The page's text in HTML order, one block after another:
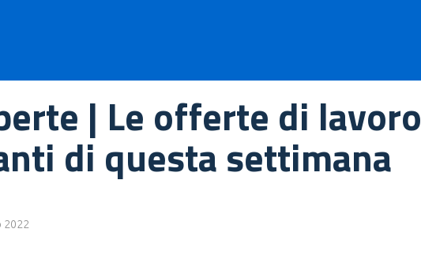
| Le offerte di lavoro
di questa settimana
2022